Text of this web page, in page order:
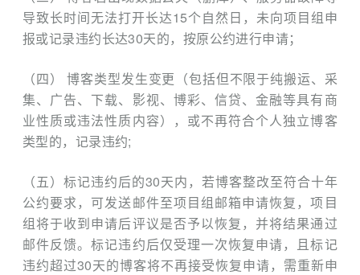
导致长时间无法打开长达15个自然日，未向项目组申
报或记录违约长达30天的，按原公约进行申请；
（四） 博客类型发生变更（包括但不限于纯搬运、采
集、广告、下载、影视、博彩、信贷、金融等具有商
业性质或违法性质内容），或不再符合个人独立博客
类型的，记录违约;
（五）标记违约后的30天内，若博客整改至符合十年
公约要求，可发送邮件至项目组邮箱申请恢复，项目
组将于收到申请后评议是否予以恢复，并将结果通过
邮件反馈。标记违约后仅受理一次恢复申请，且标记
违约超过30天的博客将不再接受恢复申请，需重新申